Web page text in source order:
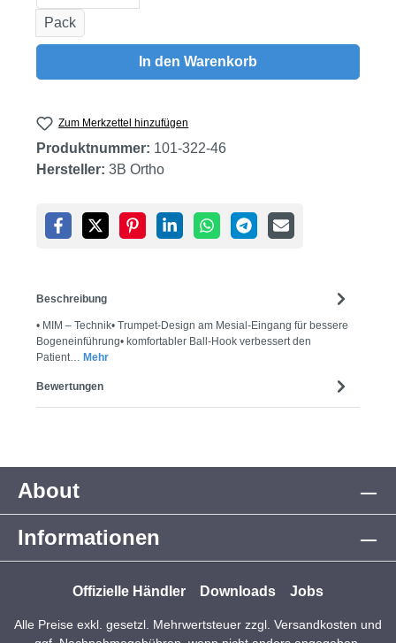
Pack
In den Warenkorb
Zum Merkzettel hinzufügen
Produktnummer: 101-322-46
Hersteller: 3B Ortho
Beschreibung
• MIM – Technik• Trumpet-Design am Mesial-Eingang für bessere
Bogeneinführung• komfortabler Ball-Hook verbessert den
Patient… Mehr
Bewertungen
About
Informationen
Offizielle Händler Downloads Jobs
Alle Preise exkl. gesetzl. Mehrwertsteuer zzgl. Versandkosten und